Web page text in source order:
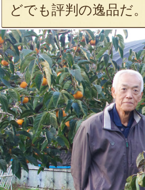
どでも評判の逸品だ。